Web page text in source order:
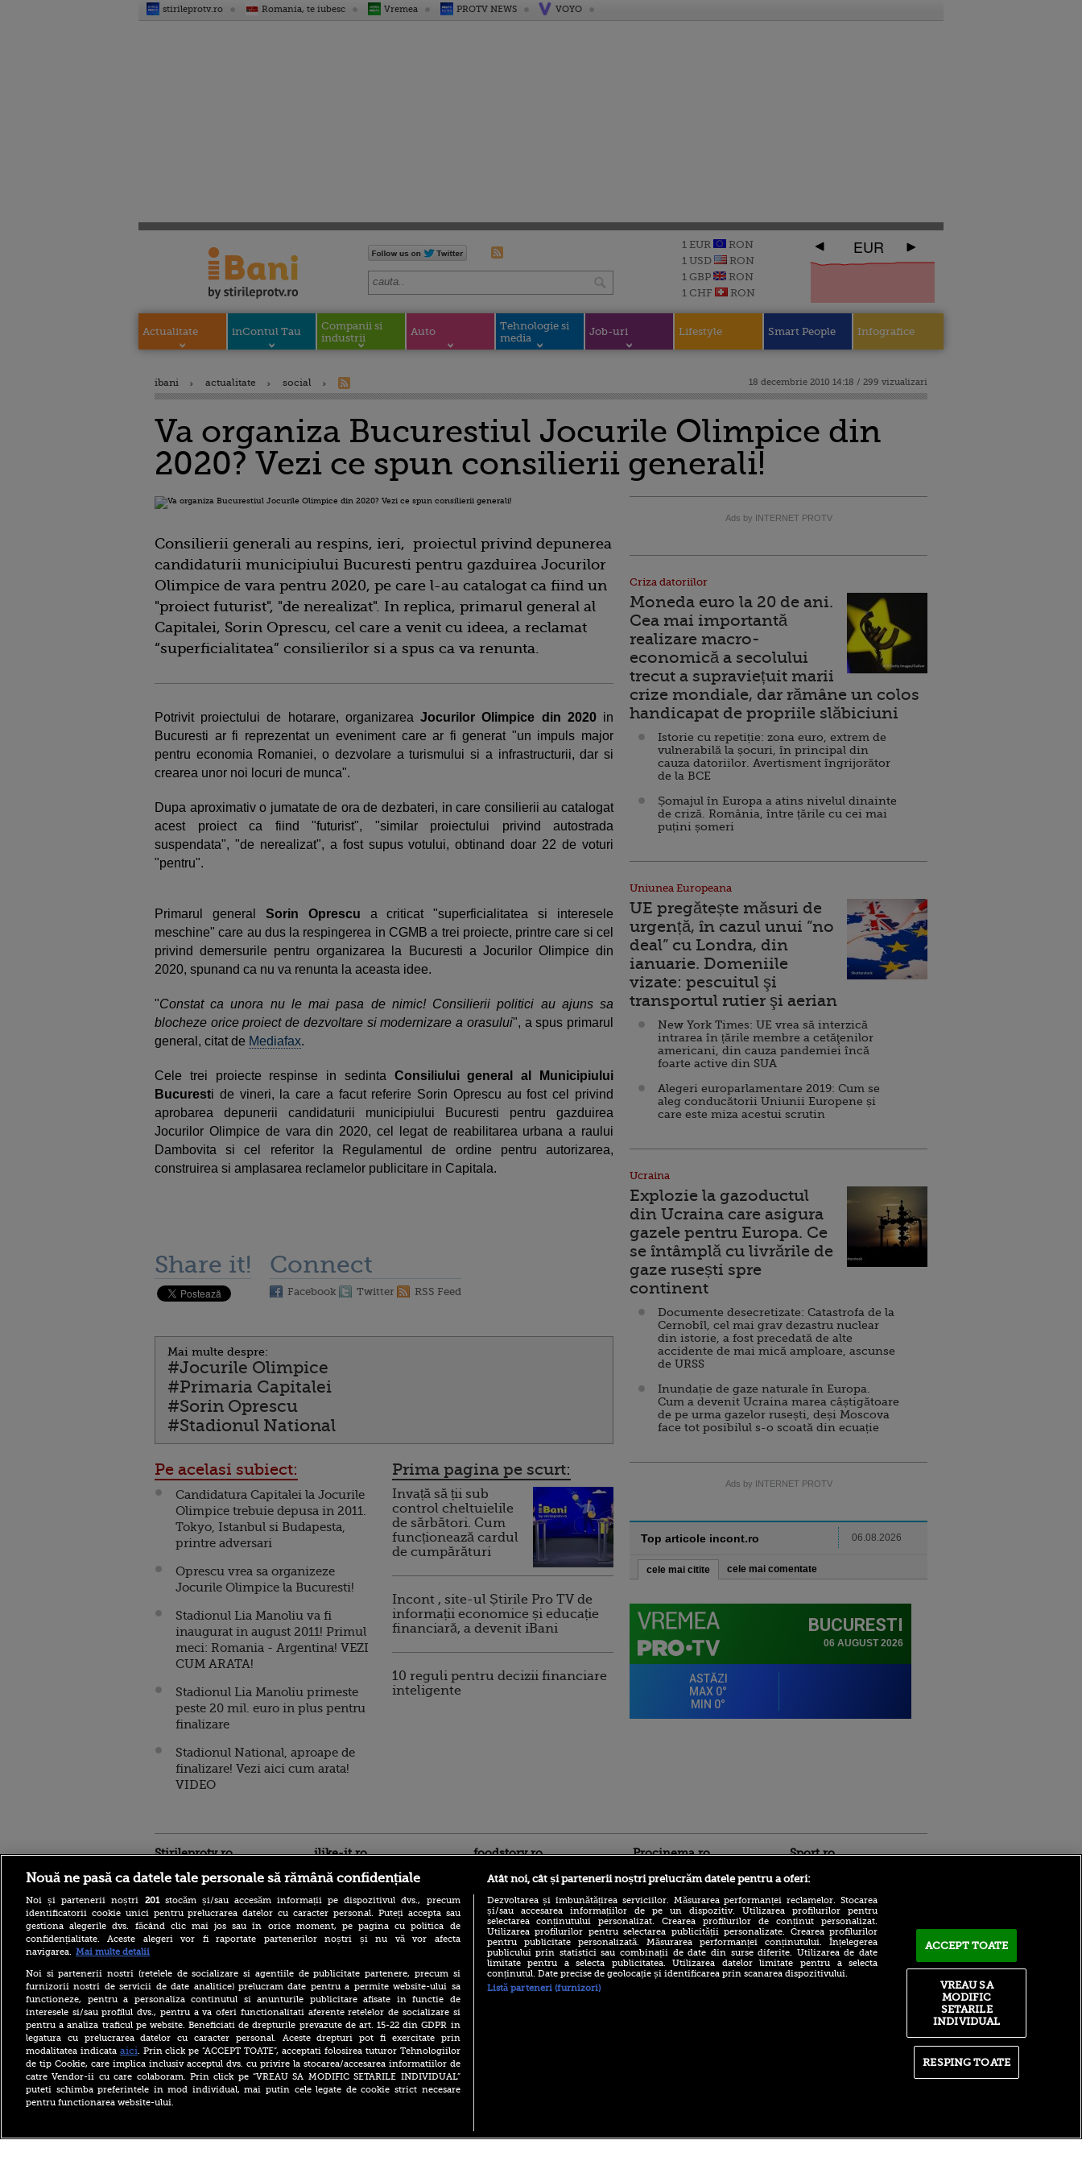
stirileprotv.ro Romania, te iubesc Vremea PROTV NEWS VOYO
1 EUR
RON
1 USD
RON
1 GBP
RON
1 CHF
RON
EUR
Actualitate inContul Tau
Companii si
industrii
Auto
Tehnologie si
media
Job-uri Lifestyle Smart People Infografice
ibani actualitate social 18 decembrie 2010 14:18 / 299 vizualizari
Va organiza Bucurestiul Jocurile Olimpice din
2020? Vezi ce spun consilierii generali!
Consilierii generali au respins, ieri, proiectul privind depunerea
candidaturii municipiului Bucuresti pentru gazduirea Jocurilor
Olimpice de vara pentru 2020, pe care l-au catalogat ca fiind un
"proiect futurist", "de nerealizat". In replica, primarul general al
Capitalei, Sorin Oprescu, cel care a venit cu ideea, a reclamat
“superficialitatea” consilierilor si a spus ca va renunta.
Potrivit proiectului de hotarare, organizareaJocurilor Olimpice din 2020in
Bucuresti ar fi reprezentat un eveniment care ar fi generat "un impuls major
pentru economia Romaniei, o dezvolare a turismului si a infrastructurii, dar si
crearea unor noi locuri de munca".
Dupa aproximativ o jumatate de ora de dezbateri, in care consilierii au catalogat
acest proiect ca fiind "futurist", "similar proiectului privind autostrada
suspendata", "de nerealizat", a fost supus votului, obtinand doar 22 de voturi
"pentru".
Primarul general Sorin Oprescu a criticat "superficialitatea si interesele
meschine" care au dus la respingerea in CGMB a trei proiecte, printre care si cel
privind demersurile pentru organizarea la Bucuresti a Jocurilor Olimpice din
2020, spunand ca nu va renunta la aceasta idee.
"Constat ca unora nu le mai pasa de nimic! Consilierii politici au ajuns sa
blocheze orice proiect de dezvoltare si modernizare a orasului", a spus primarul
general, citat de Mediafax.
Cele trei proiecte respinse in sedinta Consiliului general al Municipiului
Bucuresti de vineri, la care a facut referire Sorin Oprescu au fost cel privind
aprobarea depunerii candidaturii municipiului Bucuresti pentru gazduirea
Jocurilor Olimpice de vara din 2020, cel legat de reabilitarea urbana a raului
Dambovita si cel referitor la Regulamentul de ordine pentru autorizarea,
construirea si amplasarea reclamelor publicitare in Capitala.
Share it! Connect
Facebook Twitter RSS Feed
Mai multe despre:
#Jocurile Olimpice
#Primaria Capitalei
#Sorin Oprescu
#Stadionul National
Pe acelasi subiect:
Candidatura Capitalei la Jocurile
Olimpice trebuie depusa in 2011.
Tokyo, Istanbul si Budapesta,
printre adversari
Oprescu vrea sa organizeze
Jocurile Olimpice la Bucuresti!
Stadionul Lia Manoliu va fi
inaugurat in august 2011! Primul
meci: Romania - Argentina! VEZI
CUM ARATA!
Stadionul Lia Manoliu primeste
peste 20 mil. euro in plus pentru
finalizare
Stadionul National, aproape de
finalizare! Vezi aici cum arata!
VIDEO
Prima pagina pe scurt:
Invață să ții sub
control cheltuielile
de sărbători. Cum
funcționează cardul
de cumpărături
Incont , site-ul Știrile Pro TV de
informații economice și educație
financiară, a devenit iBani
10 reguli pentru decizii financiare
inteligente
Ads by INTERNET PROTV
Criza datoriilor
Moneda euro la 20 de ani.
Cea mai importantă
realizare macro-
economică a secolului
trecut a supraviețuit marii
crize mondiale, dar rămâne un colos
handicapat de propriile slăbiciuni
Istorie cu repetiție: zona euro, extrem de
vulnerabilă la șocuri, în principal din
cauza datoriilor. Avertisment îngrijorător
de la BCE
Șomajul în Europa a atins nivelul dinainte
de criză. România, între țările cu cei mai
puțini șomeri
Uniunea Europeana
UE pregătește măsuri de
urgență, în cazul unui ”no
deal” cu Londra, din
ianuarie. Domeniile
vizate: pescuitul şi
transportul rutier şi aerian
New York Times: UE vrea să interzică
intrarea în țările membre a cetăţenilor
americani, din cauza pandemiei încă
foarte active din SUA
Alegeri europarlamentare 2019: Cum se
aleg conducătorii Uniunii Europene și
care este miza acestui scrutin
Ucraina
Explozie la gazoductul
din Ucraina care asigura
gazele pentru Europa. Ce
se întâmplă cu livrările de
gaze rusești spre
continent
Documente desecretizate: Catastrofa de la
Cernobîl, cel mai grav dezastru nuclear
din istorie, a fost precedată de alte
accidente de mai mică amploare, ascunse
de URSS
Inundație de gaze naturale în Europa.
Cum a devenit Ucraina marea câștigătoare
de pe urma gazelor rusești, deși Moscova
face tot posibilul s-o scoată din ecuație
Ads by INTERNET PROTV
Top articole incont.ro 06.08.2026
cele mai citite cele mai comentate
Stirileprotv.ro
Românii cu credite aprobate
riscă să le piardă din cauza
blocajului de la ANCPI
Rusia, după incidentele cu
drone din Republica
Moldova: Occidentul
pregătește Chișinăul pentru
rolul de „pion”
De unde au tăiat românii
după valurile de scumpiri.
De jumătate de an pun tot
ilike-it.ro foodstory.ro
(P) Descoperă Lumea
Evenimentelor din România
cu Transilvania Events!
Procinema.ro
Emoții intense pentru
Sport.ro
Billel Omrani, la un pas de
”recordul” lui FCSB cu Auda!
Nouă ne pasă ca datele tale personale să rămână confidențiale
Noi și partenerii noștri 201stocăm și/sau accesăm informații pe dispozitivul dvs., precum
identificatorii cookie unici pentru prelucrarea datelor cu caracter personal. Puteți accepta sau
gestiona alegerile dvs. făcând clic mai jos sau în orice moment, pe pagina cu politica de
confidențialitate. Aceste alegeri vor fi raportate partenerilor noștri și nu vă vor afecta
navigarea. Mai multe detalii
Noi si partenerii nostri (retelele de socializare si agentiile de publicitate partenere, precum si
furnizorii nostri de servicii de date analitice) prelucram date pentru a permite website-ului sa
functioneze, pentru a personaliza continutul si anunturile publicitare afisate in functie de
interesele si/sau profilul dvs., pentru a va oferi functionalitati aferente retelelor de socializare si
pentru a analiza traficul pe website. Beneficiati de drepturile prevazute de art. 15-22 din GDPR in
legatura cu prelucrarea datelor cu caracter personal. Aceste drepturi pot fi exercitate prin
modalitatea indicata aici. Prin click pe “ACCEPT TOATE”, acceptati folosirea tuturor Tehnologiilor
de tip Cookie, care implica inclusiv acceptul dvs. cu privire la stocarea/accesarea informatiilor de
catre Vendor-ii cu care colaboram. Prin click pe “VREAU SA MODIFIC SETARILE INDIVIDUAL”
puteti schimba preferintele in mod individual, mai putin cele legate de cookie strict necesare
pentru functionarea website-ului.
Atât noi, cât și partenerii noștri prelucrăm datele pentru a oferi:
Dezvoltarea și îmbunătățirea serviciilor. Măsurarea performanței reclamelor. Stocarea
și/sau accesarea informațiilor de pe un dispozitiv. Utilizarea profilurilor pentru
selectarea conținutului personalizat. Crearea profilurilor de conținut personalizat.
Utilizarea profilurilor pentru selectarea publicității personalizate. Crearea profilurilor
pentru publicitate personalizată. Măsurarea performanței conținutului. Înțelegerea
publicului prin statistici sau combinații de date din surse diferite. Utilizarea de date
limitate pentru a selecta publicitatea. Utilizarea datelor limitate pentru a selecta
conținutul. Date precise de geolocație și identificarea prin scanarea dispozitivului.
Listă parteneri (furnizori)
ACCEPT TOATE
RESPING TOATE
VREAU SA
MODIFIC
SETARILE
INDIVIDUAL